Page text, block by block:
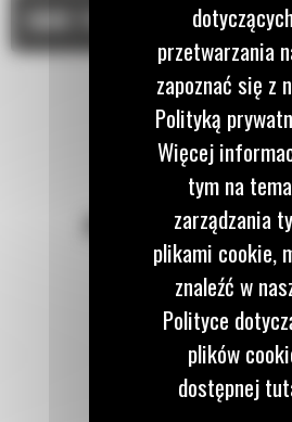
DANE TECHNICZNE
POZOSTAŃMY W
Zadzwoń do nas
122 100 122
dotyczących
przetwarzania
zapoznać się z
Polityką
Więcej
tym na
zarządzania
plikami cookie,
znaleźć w
Polityce
plików
dostępnej